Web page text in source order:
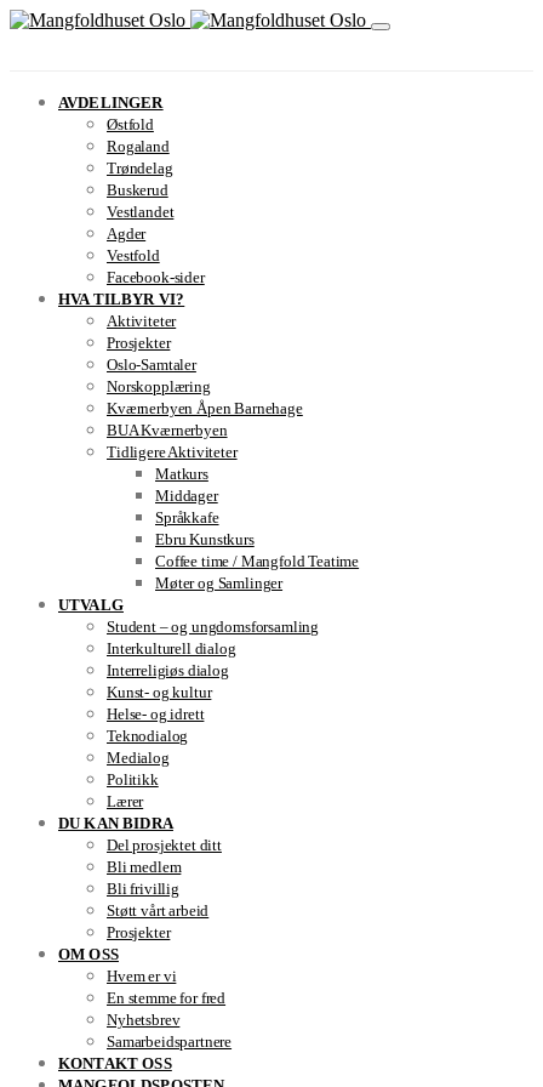
AVDELINGER
Østfold
Rogaland
Trøndelag
Buskerud
Vestlandet
Agder
Vestfold
Facebook-sider
HVA TILBYR VI?
Aktiviteter
Prosjekter
Oslo-Samtaler
Norskopplæring
Kværnerbyen Åpen Barnehage
BUA Kværnerbyen
Tidligere Aktiviteter
Matkurs
Middager
Språkkafe
Ebru Kunstkurs
Coffee time / Mangfold Teatime
Møter og Samlinger
UTVALG
Student – og ungdomsforsamling
Interkulturell dialog
Interreligiøs dialog
Kunst- og kultur
Helse- og idrett
Teknodialog
Medialog
Politikk
Lærer
DU KAN BIDRA
Del prosjektet ditt
Bli medlem
Bli frivillig
Støtt vårt arbeid
Prosjekter
OM OSS
Hvem er vi
En stemme for fred
Nyhetsbrev
Samarbeidspartnere
KONTAKT OSS